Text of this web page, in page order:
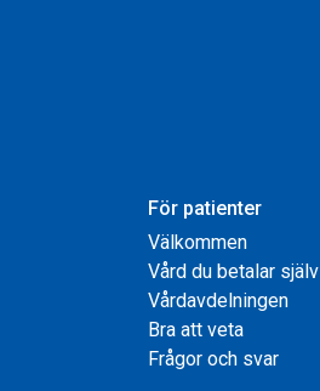
För patienter
Välkommen
Vård du betalar själv
Vårdavdelningen
Bra att veta
Frågor och svar